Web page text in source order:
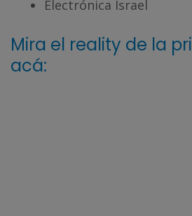
Electrónica Israel
Mira el reality de la
acá: